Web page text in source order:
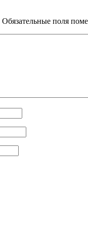
Обязательные поля